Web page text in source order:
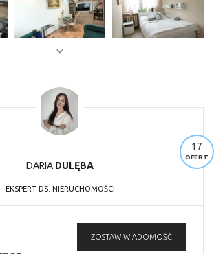
17
OFERT
DARIA DULĘBA
EKSPERT DS. NIERUCHOMOŚCI
ZOSTAW WIADOMOŚĆ